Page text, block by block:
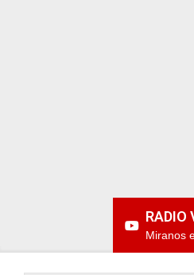
RADIO
Miranos